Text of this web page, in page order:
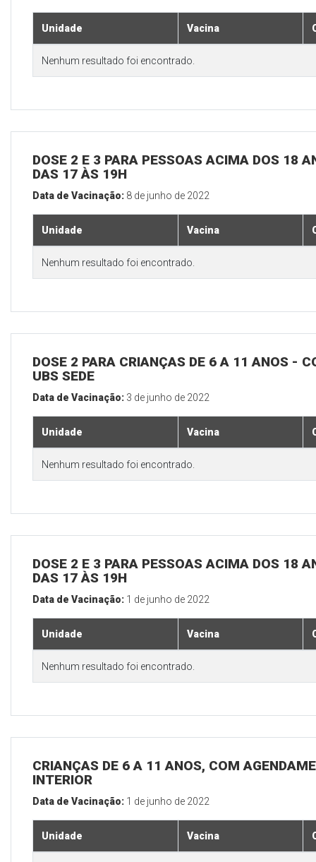
Unidade Vacina
Nenhum resultado foi encontrado.
DOSE 2 E 3 PARA PESSOAS ACIMA DOS 18
DAS 17 ÀS 19H
Data de Vacinação: 8 de junho de 2022
Unidade Vacina
Nenhum resultado foi encontrado.
DOSE 2 PARA CRIANÇAS DE 6 A 11 ANOS -
UBS SEDE
Data de Vacinação: 3 de junho de 2022
Unidade Vacina
Nenhum resultado foi encontrado.
DOSE 2 E 3 PARA PESSOAS ACIMA DOS 18
DAS 17 ÀS 19H
Data de Vacinação: 1 de junho de 2022
Unidade Vacina
Nenhum resultado foi encontrado.
CRIANÇAS DE 6 A 11 ANOS, COM
INTERIOR
Data de Vacinação: 1 de junho de 2022
Unidade Vacina